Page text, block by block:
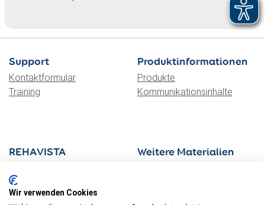
Support
Kontaktformular
Training
Produktinformationen
Produkte
Kommunikationsinhalte
REHAVISTA
Kontaktformular Beratung
Lehrgänge Online
Weitere Materialien
Wir verwenden Cookies